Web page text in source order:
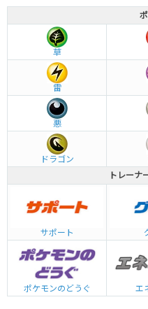
草
雷
悪
ドラゴン
トレーナ
サポート
ポケモンのどうぐ エ